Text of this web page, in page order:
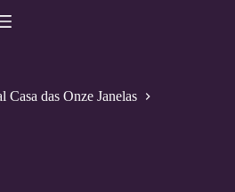
das Onze Janelas